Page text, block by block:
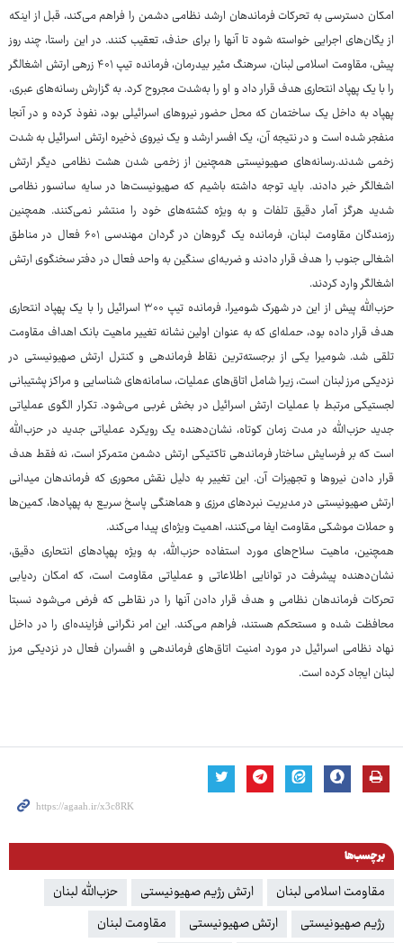
امکان دسترسی به تحرکات فرماندهان ارشد نظامی دشمن را فراهم می‌کند، قبل از اینکه
از یگان‌های اجرایی خواسته شود تا آنها را برای حذف، تعقیب کنند. در این راستا، چند روز
پیش، مقاومت اسلامی لبنان، سرهنگ مئیر بیدرمان، فرمانده تیپ ۴۰۱ زرهی ارتش اشغالگر
را با یک پهپاد انتحاری هدف قرار داد و او را به‌شدت مجروح کرد. به گزارش رسانه‌های عبری،
پهپاد به داخل یک ساختمان که محل حضور نیروهای اسرائیلی بود، نفوذ کرده و در آنجا
منفجر شده است و در نتیجه آن، یک افسر ارشد و یک نیروی ذخیره ارتش اسرائیل به شدت
زخمی شدند.رسانه‌های صهیونیستی همچنین از زخمی شدن هشت نظامی دیگر ارتش
اشغالگر خبر دادند. باید توجه داشته باشیم که صهیونیست‌ها در سایه سانسور نظامی
شدید هرگز آمار دقیق تلفات و به ویژه کشته‌های خود را منتشر نمی‌کنند. همچنین
رزمندگان مقاومت لبنان، فرمانده یک گروهان در گردان مهندسی ۶۰۱ فعال در مناطق
اشغالی جنوب را هدف قرار دادند و ضربه‌ای سنگین به واحد فعال در دفتر سخنگوی ارتش
اشغالگر وارد کردند.
حزب‌الله پیش از این در شهرک شومیرا، فرمانده تیپ ۳۰۰ اسرائیل را با یک پهپاد انتحاری
هدف قرار داده بود، حمله‌ای که به عنوان اولین نشانه تغییر ماهیت بانک اهداف مقاومت
تلقی شد. شومیرا یکی از برجسته‌ترین نقاط فرماندهی و کنترل ارتش صهیونیستی در
نزدیکی مرز لبنان است، زیرا شامل اتاق‌های عملیات، سامانه‌های شناسایی و مراکز پشتیبانی
لجستیکی مرتبط با عملیات ارتش اسرائیل در بخش غربی می‌شود. تکرار الگوی عملیاتی
جدید حزب‌الله در مدت زمان کوتاه، نشان‌دهنده یک رویکرد عملیاتی جدید در حزب‌الله
است که بر فرسایش ساختار فرماندهی تاکتیکی ارتش دشمن متمرکز است، نه فقط هدف
قرار دادن نیروها و تجهیزات آن. این تغییر به دلیل نقش محوری که فرماندهان میدانی
ارتش صهیونیستی در مدیریت نبردهای مرزی و هماهنگی پاسخ سریع به پهپادها، کمین‌ها
و حملات موشکی مقاومت ایفا می‌کنند، اهمیت ویژه‌ای پیدا می‌کند.
همچنین، ماهیت سلاح‌های مورد استفاده حزب‌الله، به ویژه پهپادهای انتحاری دقیق،
نشان‌دهنده پیشرفت در توانایی اطلاعاتی و عملیاتی مقاومت است، که امکان ردیابی
تحرکات فرماندهان نظامی و هدف قرار دادن آنها را در نقاطی که فرض می‌شود نسبتا
محافظت شده و مستحکم هستند، فراهم می‌کند. این امر نگرانی فزاینده‌ای را در داخل
نهاد نظامی اسرائیل در مورد امنیت اتاق‌های فرماندهی و افسران فعال در نزدیکی مرز
لبنان ایجاد کرده است.
برچسب‌ها
مقاومت اسلامی لبنان ارتش رژیم صهیونیستی
حزب‌الله لبنان
رژیم صهیونیستی
ارتش صهیونیستی
مقاومت لبنان